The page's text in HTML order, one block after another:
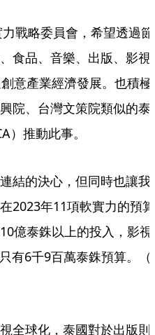
戰略委員會，希望透過節
食品、音樂、出版、影視
意產業經濟發展。也積極
院、台灣文策院類似的泰
）推動此事。
結的決心，但同時也讓我
2023年11項軟實力的預算
億泰銖以上的投入，影視
有6千9百萬泰銖預算。（
全球化，泰國對於出版則